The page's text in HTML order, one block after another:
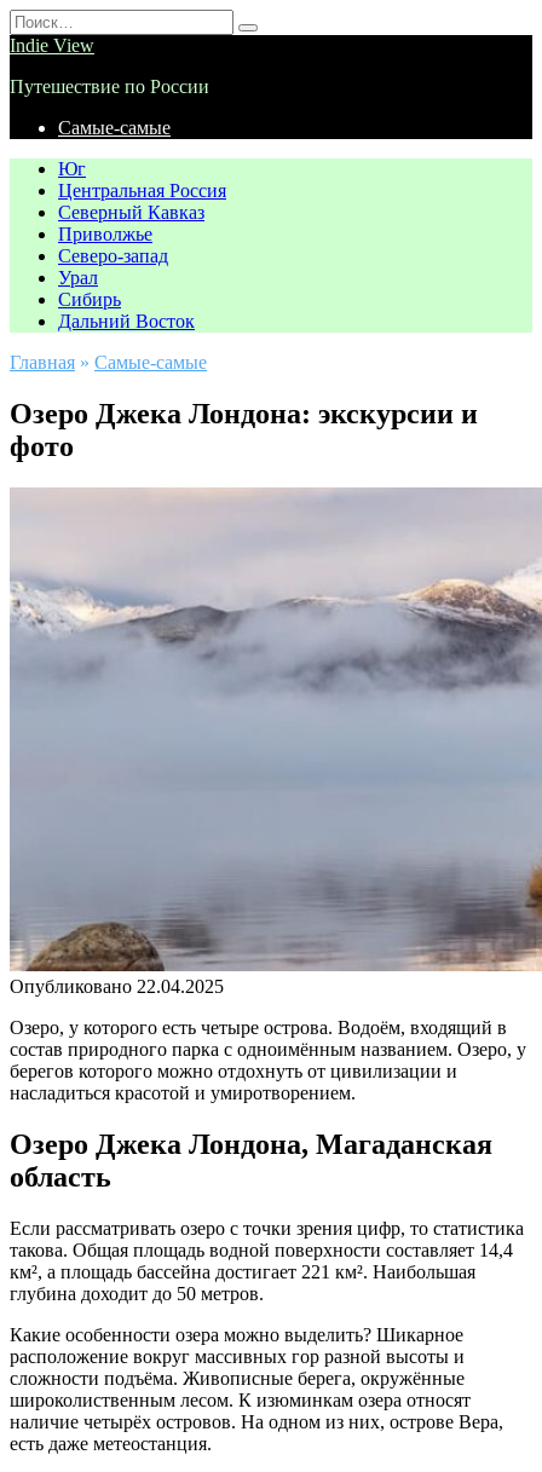
Перейти
к
Search
for:
Indie View
Путешествие по России
Самые-самые
Юг
Центральная Россия
Северный Кавказ
Приволжье
Северо-запад
Урал
Сибирь
Дальний Восток
Главная » Самые-самые
Озеро Джека Лондона: экскурсии и
фото
Опубликовано 22.04.2025
Озеро, у которого есть четыре острова. Водоём, входящий в
состав природного парка с одноимённым названием. Озеро, у
берегов которого можно отдохнуть от цивилизации и
насладиться красотой и умиротворением.
Озеро Джека Лондона, Магаданская
область
Если рассматривать озеро с точки зрения цифр, то статистика
такова. Общая площадь водной поверхности составляет 14,4
км², а площадь бассейна достигает 221 км². Наибольшая
глубина доходит до 50 метров.
Какие особенности озера можно выделить? Шикарное
расположение вокруг массивных гор разной высоты и
сложности подъёма. Живописные берега, окружённые
широколиственным лесом. К изюминкам озера относят
наличие четырёх островов. На одном из них, острове Вера,
есть даже метеостанция.